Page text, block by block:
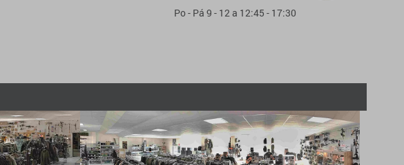
Po - Pá 9 - 12 a 12:45 - 17:30